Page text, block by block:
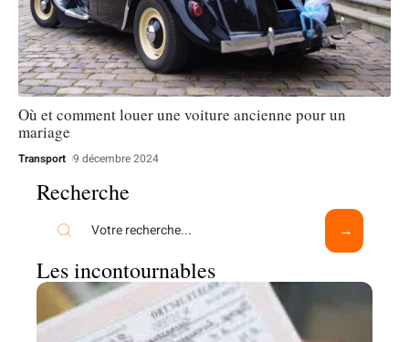
Où et comment louer une voiture ancienne pour un
mariage
Transport 9 décembre 2024
Recherche
Les incontournables